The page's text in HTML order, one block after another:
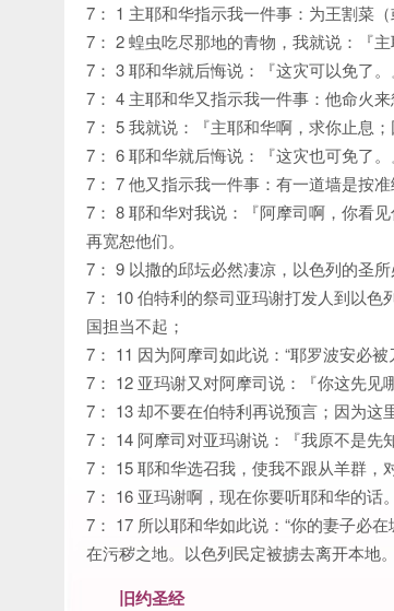
7： 1 主耶和华指示我一件事：为王割菜
7： 2 蝗虫吃尽那地的青物，我就说：『
7： 3 耶和华就后悔说：『这灾可以免了。
7： 4 主耶和华又指示我一件事：他命火
7： 5 我就说：『主耶和华啊，求你止息
7： 6 耶和华就后悔说：『这灾也可免了。
7： 7 他又指示我一件事：有一道墙是按
7： 8 耶和华对我说：『阿摩司啊，你看
再宽恕他们。
7： 9 以撒的邱坛必然凄凉，以色列的圣
7： 10 伯特利的祭司亚玛谢打发人到以
国担当不起；
7： 11 因为阿摩司如此说：“耶罗波安必
7： 12 亚玛谢又对阿摩司说：『你这先见
7： 13 却不要在伯特利再说预言；因为这
7： 14 阿摩司对亚玛谢说：『我原不是先
7： 15 耶和华选召我，使我不跟从羊群，
7： 16 亚玛谢啊，现在你要听耶和华的话
7： 17 所以耶和华如此说：“你的妻子必
在污秽之地。以色列民定被掳去离开本地。
旧约圣经